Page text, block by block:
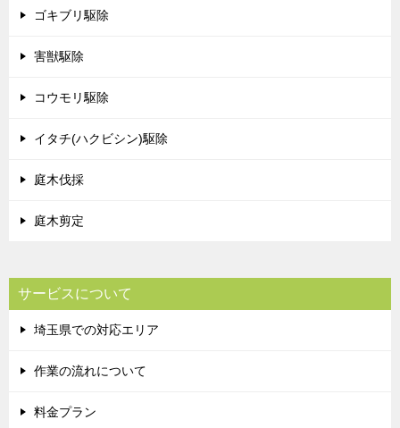
ゴキブリ駆除
害獣駆除
コウモリ駆除
イタチ(ハクビシン)駆除
庭木伐採
庭木剪定
サービスについて
埼玉県での対応エリア
作業の流れについて
料金プラン